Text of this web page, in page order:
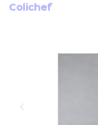
Colichef
Précédent
keyboard_arrow_left